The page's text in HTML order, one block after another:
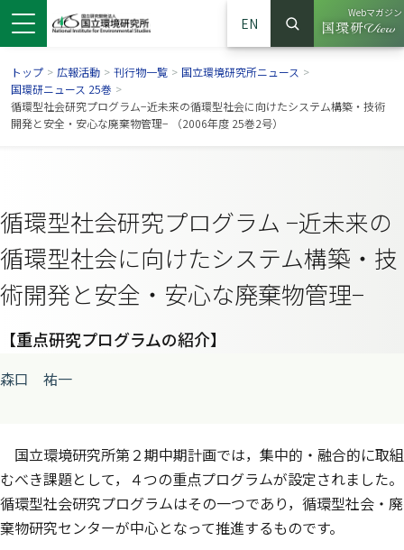
EN
サイト内検索
検索
Webマガジン
（別ウイ
トップ > 広報活動 > 刊行物一覧 > 国立環境研究所ニュース >
国環研ニュース 25巻 >
循環型社会研究プログラム−近未来の循環型社会に向けたシステム構築・技術
開発と安全・安心な廃棄物管理− （2006年度 25巻2号）
循環型社会研究プログラム −近未来の
循環型社会に向けたシステム構築・技
術開発と安全・安心な廃棄物管理−
【重点研究プログラムの紹介】
森口 祐一
国立環境研究所第２期中期計画では，集中的・融合的に取組
むべき課題として，４つの重点プログラムが設定されました。
循環型社会研究プログラムはその一つであり，循環型社会・廃
棄物研究センターが中心となって推進するものです。